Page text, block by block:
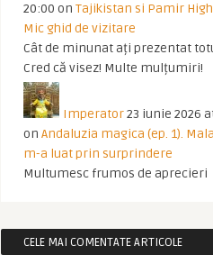
20:00 on Tajikistan si Pamir
Mic ghid de vizitare
Cât de minunat ați prezentat
Cred că visez! Multe mulțumiri!
Imperator23 iunie 2026
on Andaluzia magica (ep. 1).
m-a luat prin surprindere
Multumesc frumos de aprecieri
CELE MAI COMENTATE ARTICOLE